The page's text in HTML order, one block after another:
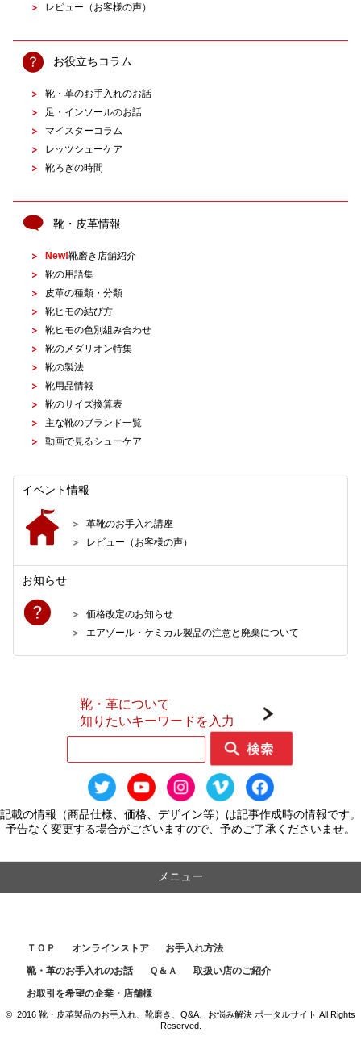
レビュー（お客様の声）
お役立ちコラム
靴・革のお手入れのお話
足・インソールのお話
マイスターコラム
レッツシューケア
靴ろぎの時間
靴・皮革情報
New!靴磨き店舗紹介
靴の用語集
皮革の種類・分類
靴ヒモの結び方
靴ヒモの色別組み合わせ
靴のメダリオン特集
靴の製法
靴用品情報
靴のサイズ換算表
主な靴のブランド一覧
動画で見るシューケア
イベント情報
革靴のお手入れ講座
レビュー（お客様の声）
お知らせ
価格改定のお知らせ
エアゾール・ケミカル製品の注意と廃棄について
靴・革について
知りたいキーワードを入力
記載の情報（商品仕様、価格、デザイン等）は記事作成時の情報です。
予告なく変更する場合がございますので、予めご了承くださいませ。
メニュー
ＴＯＰ オンラインストア
お手入れ方法
靴・革のお手入れのお話
Ｑ＆Ａ
取扱い店のご紹介
お取引を希望の企業・店舗様
© 2016 靴・皮革製品のお手入れ、靴磨き、Q&A、お悩み解決 ポータルサイト All Rights
Reserved.